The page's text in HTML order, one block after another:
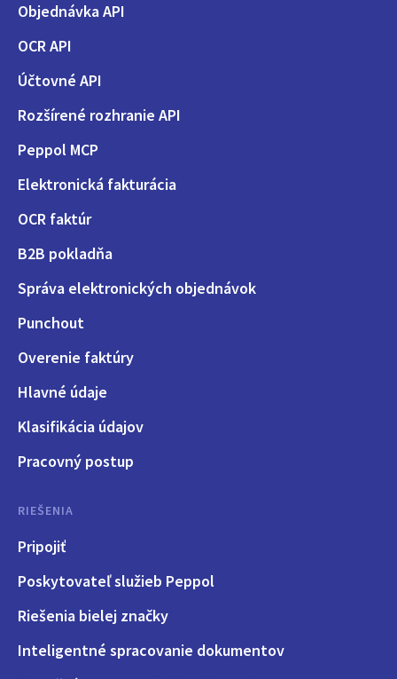
Objednávka API
OCR API
Účtovné API
Rozšírené rozhranie API
Peppol MCP
Elektronická fakturácia
OCR faktúr
B2B pokladňa
Správa elektronických objednávok
Punchout
Overenie faktúry
Hlavné údaje
Klasifikácia údajov
Pracovný postup
RIEŠENIA
Pripojiť
Poskytovateľ služieb Peppol
Riešenia bielej značky
Inteligentné spracovanie dokumentov